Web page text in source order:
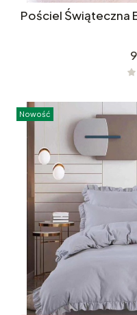
Pościel Świąteczna
Nowość